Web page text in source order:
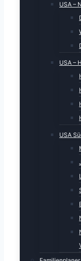
USA –
USA –
USA